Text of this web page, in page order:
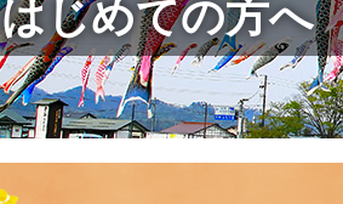
はじめての方へ